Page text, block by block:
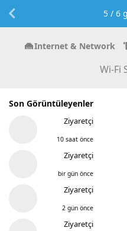
Internet & Network
Wi-Fi
Son Görüntüleyenler
Ziyaretçi
10 saat önce
Ziyaretçi
bir gün önce
Ziyaretçi
2 gün önce
Ziyaretçi
5/ 6